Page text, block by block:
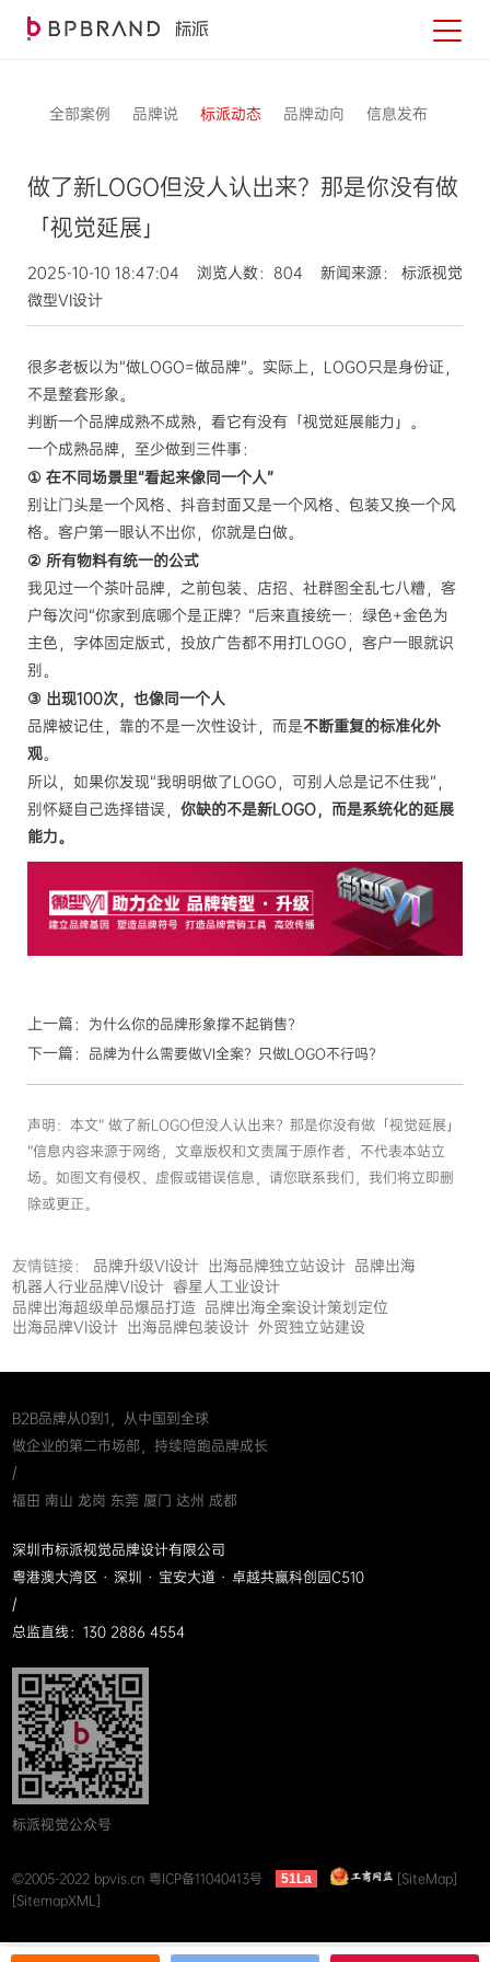
全部案例 品牌说 标派动态 品牌动向 信息发布
做了新LOGO但没人认出来？那是你没有做
「视觉延展」
2025-10-10 18:47:04 浏览人数：804 新闻来源： 标派视觉
微型VI设计
很多老板以为“做LOGO=做品牌”。实际上，LOGO只是身份证，
不是整套形象。
判断一个品牌成熟不成熟，看它有没有「视觉延展能力」。
一个成熟品牌，至少做到三件事：
① 在不同场景里“看起来像同一个人”
别让门头是一个风格、抖音封面又是一个风格、包装又换一个风
格。客户第一眼认不出你，你就是白做。
② 所有物料有统一的公式
我见过一个茶叶品牌，之前包装、店招、社群图全乱七八糟，客
户每次问“你家到底哪个是正牌？”后来直接统一：绿色+金色为
主色，字体固定版式，投放广告都不用打LOGO，客户一眼就识
别。
③ 出现100次，也像同一个人
品牌被记住，靠的不是一次性设计，而是不断重复的标准化外
观。
所以，如果你发现“我明明做了LOGO，可别人总是记不住我”，
别怀疑自己选择错误， 你缺的不是新LOGO，而是系统化的延展
能力。
上一篇： 为什么你的品牌形象撑不起销售？
下一篇： 品牌为什么需要做VI全案？只做LOGO不行吗？
声明：本文“ 做了新LOGO但没人认出来？那是你没有做「视觉延展」
”信息内容来源于网络，文章版权和文责属于原作者，不代表本站立
场。如图文有侵权、虚假或错误信息，请您联系我们，我们将立即删
除或更正。
友情链接： 品牌升级VI设计 出海品牌独立站设计 品牌出海
机器人行业品牌VI设计 睿星人工业设计
品牌出海超级单品爆品打造 品牌出海全案设计策划定位
出海品牌VI设计 出海品牌包装设计 外贸独立站建设
B2B品牌从0到1，从中国到全球
做企业的第二市场部，持续陪跑品牌成长
/
福田 南山 龙岗 东莞 厦门 达州 成都
深圳市标派视觉品牌设计有限公司
粤港澳大湾区 · 深圳 · 宝安大道 · 卓越共赢科创园C510
/
总监直线：130 2886 4554
标派视觉公众号
©2005-2022 bpvis.cn 粤ICP备11040413号 51La
[SiteMap]
[SitemapXML]